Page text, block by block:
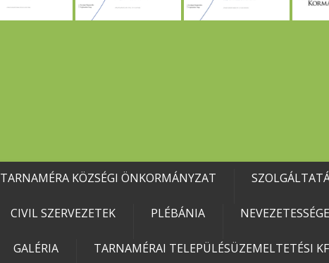
TARNAMÉRA KÖZSÉGI ÖNKORMÁNYZAT
CIVIL SZERVEZETEK PLÉBÁNIA
GALÉRIA TARNAMÉRAI TELEPÜLÉSÜZEMELTETÉSI